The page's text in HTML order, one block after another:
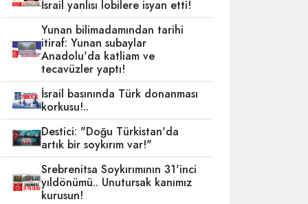
İsrail yanlısı lobilere isyan etti!
Yunan bilimadamından tarihi
itiraf: Yunan subaylar
Anadolu'da katliam ve
tecavüzler yaptı!
İsrail basınında Türk donanması
korkusu!..
Destici: "Doğu Türkistan'da
artık bir soykırım var!"
Srebrenitsa Soykırımının 31'inci
yıldönümü.. Unutursak kanımız
kurusun!